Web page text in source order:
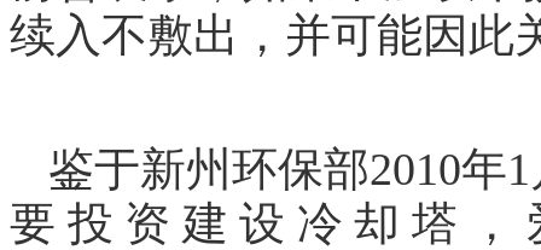
续入不敷出，并可能因此
鉴于新州环保部2010年
要投资建设冷却塔，